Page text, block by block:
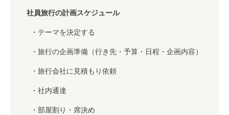
社員旅行の計画スケジュール
テーマを決定する
旅行の企画準備（行き先・予算・日程・企画内容）
旅行会社に見積もり依頼
社内通達
部屋割り・席決め